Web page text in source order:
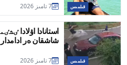
قىلمىس 7 تامىز 2026
قىلمىس
استانادا اۋلادا
شاشقان ەر ادامدار
7 تامىز 2026